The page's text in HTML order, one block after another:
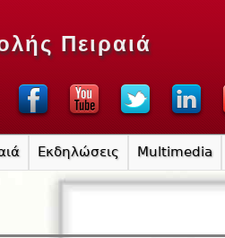
Πειραιά
Εκδηλώσεις Multimedia